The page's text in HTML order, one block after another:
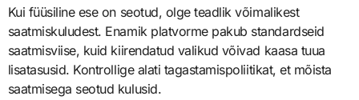
Kui füüsiline ese on seotud, olge teadlik võimalikest
saatmiskuludest. Enamik platvorme pakub standardseid
saatmisviise, kuid kiirendatud valikud võivad kaasa tuua
lisatasusid. Kontrollige alati tagastamispoliitikat, et mõista
saatmisega seotud kulusid.